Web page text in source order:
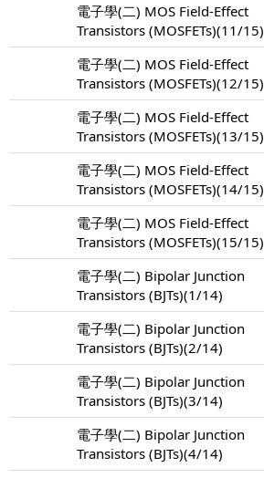
電子學(二) MOS Field-Effect
Transistors (MOSFETs)(11/15)
電子學(二) MOS Field-Effect
Transistors (MOSFETs)(12/15)
電子學(二) MOS Field-Effect
Transistors (MOSFETs)(13/15)
電子學(二) MOS Field-Effect
Transistors (MOSFETs)(14/15)
電子學(二) MOS Field-Effect
Transistors (MOSFETs)(15/15)
電子學(二) Bipolar Junction
Transistors (BJTs)(1/14)
電子學(二) Bipolar Junction
Transistors (BJTs)(2/14)
電子學(二) Bipolar Junction
Transistors (BJTs)(3/14)
電子學(二) Bipolar Junction
Transistors (BJTs)(4/14)